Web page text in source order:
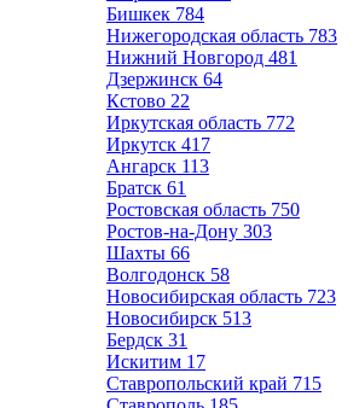
Бишкек 784
Нижегородская область 783
Нижний Новгород 481
Дзержинск 64
Кстово 22
Иркутская область 772
Иркутск 417
Ангарск 113
Братск 61
Ростовская область 750
Ростов-на-Дону 303
Шахты 66
Волгодонск 58
Новосибирская область 723
Новосибирск 513
Бердск 31
Искитим 17
Ставропольский край 715